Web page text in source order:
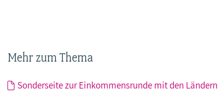
Mehr zum Thema
Sonderseite zur Einkommensrunde mit den Ländern